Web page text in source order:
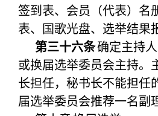
签到表、会员（代表）名
表、国歌光盘、选举结果
第三十六条确定主持
或换届选举委员会主持。
长担任，秘书长不能担任
届选举委员会推荐一名副